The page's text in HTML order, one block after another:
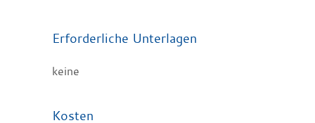
Erforderliche Unterlagen
keine
Kosten